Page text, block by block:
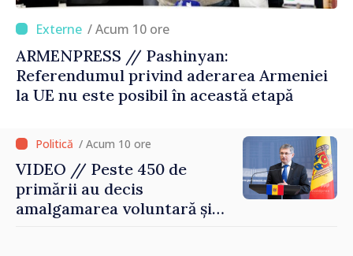
/ Acum 10 ore
ARMENPRESS // Pashinyan:
Referendumul privind aderarea Armeniei
la UE nu este posibil în această etapă
/ Acum 10 ore
VIDEO // Peste 450 de
primării au decis
amalgamarea voluntară și